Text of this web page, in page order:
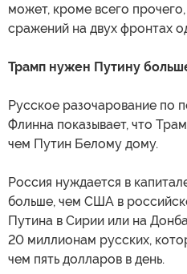
может, кроме всего
сражений на двух фронтах
Трамп нужен Путину
Русское разочарование по
Флинна показывает, что
чем Путин Белому дому.
Россия нуждается в
больше, чем США в
Путина в Сирии или на
20 миллионам русских,
чем пять долларов в день.